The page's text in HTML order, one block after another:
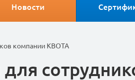
Новости
компании КВОТА